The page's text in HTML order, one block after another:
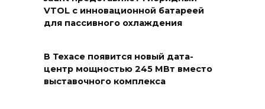
VTOL с инновационной батареей
для пассивного охлаждения
В Техасе появится новый дата-
центр мощностью 245 МВт вместо
выставочного комплекса